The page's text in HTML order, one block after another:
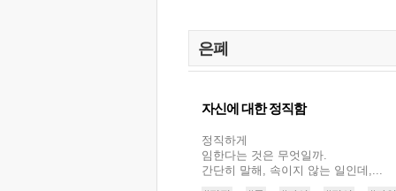
자신에 대한 정직함
정직하게
임한다는 것은 무엇일까.
간단히 말해, 속이지 않는 일인데,...